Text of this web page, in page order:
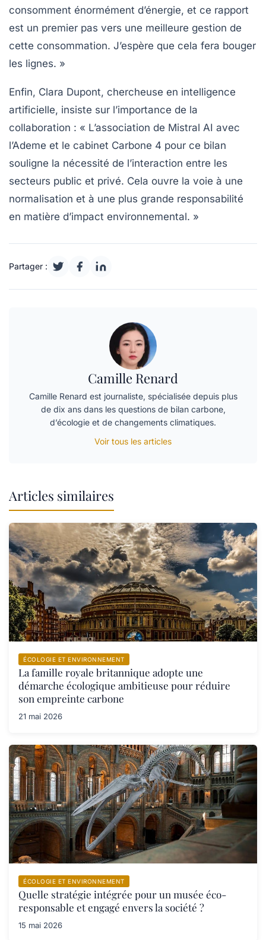
consomment énormément d’énergie, et ce rapport
est un premier pas vers une meilleure gestion de
cette consommation. J’espère que cela fera bouger
les lignes. »
Enfin, Clara Dupont, chercheuse en intelligence
artificielle, insiste sur l’importance de la
collaboration : « L’association de Mistral AI avec
l’Ademe et le cabinet Carbone 4 pour ce bilan
souligne la nécessité de l’interaction entre les
secteurs public et privé. Cela ouvre la voie à une
normalisation et à une plus grande responsabilité
en matière d’impact environnemental. »
Partager :
Camille Renard
Camille Renard est journaliste, spécialisée depuis plus
de dix ans dans les questions de bilan carbone,
d’écologie et de changements climatiques.
Voir tous les articles
Articles similaires
ÉCOLOGIE ET ENVIRONNEMENT
La famille royale britannique adopte une
démarche écologique ambitieuse pour réduire
son empreinte carbone
21 mai 2026
ÉCOLOGIE ET ENVIRONNEMENT
Quelle stratégie intégrée pour un musée éco-
responsable et engagé envers la société ?
15 mai 2026